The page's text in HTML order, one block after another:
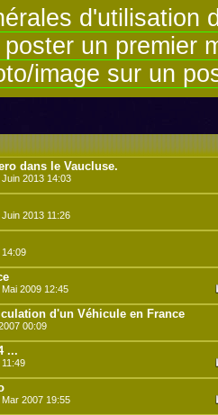
d'utilisation
un premier
image sur un
dans le Vaucluse.
Juin 2013 14:03
2013 11:26
2009 12:45
d'un Véhicule en France
00:09
...
Mar 2007 19:55